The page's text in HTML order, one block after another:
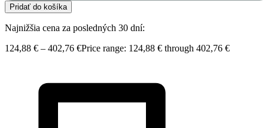
Pridať do košíka
Najnižšia cena za posledných 30 dní:
124,88 € – 402,76 €Price range: 124,88 € through 402,76 €